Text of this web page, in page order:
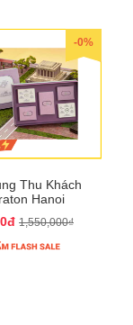
-0%
Thu Khách
Hanoi
1,550,000₫